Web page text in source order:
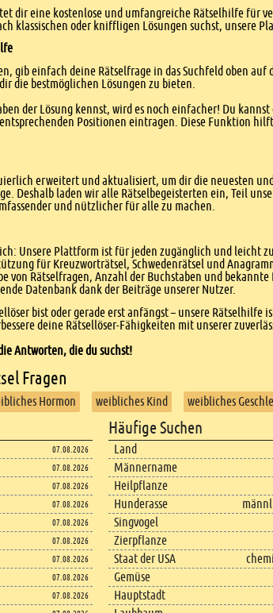
dir eine kostenlose und umfangreiche Rätselhilfe für
klassischen oder kniffligen Lösungen suchst,
gib einfach deine Rätselfrage in das Suchfeld oben
die bestmöglichen Lösungen zu bieten.
der Lösung kennst, wird es noch einfacher! Du
Positionen eintragen. Diese Funktion
erweitert und aktualisiert, um dir die neuesten
Deshalb laden wir alle Rätselbegeisterten ein, Teil
und nützlicher für alle zu machen.
Unsere Plattform ist für jeden zugänglich und leicht
für Kreuzworträtsel, Schwedenrätsel und
von Rätselfragen, Anzahl der Buchstaben und
Datenbank dank der Beiträge unserer Nutzer.
bist oder gerade erst anfängst – unsere
deine Rätsellöser-Fähigkeiten mit unserer
Antworten, die du suchst!
Fragen
Hormon weibliches Kind weibliches
07.08.2026
07.08.2026
07.08.2026
07.08.2026
07.08.2026
07.08.2026
07.08.2026
07.08.2026
07.08.2026
Häufige Suchen
Land
Männername
Heilpflanze
Hunderasse
Singvogel
Zierpflanze
Staat der USA
Gemüse
Hauptstadt